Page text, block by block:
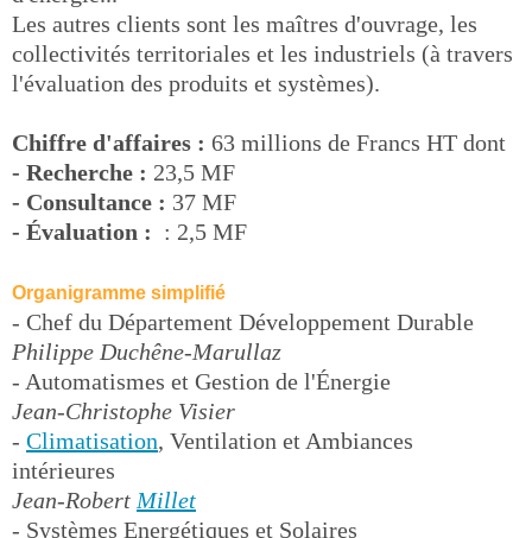
Les autres clients sont les maîtres d'ouvrage, les
collectivités territoriales et les industriels (à travers
l'évaluation des produits et systèmes).
Chiffre d'affaires : 63 millions de Francs HT dont
- Recherche : 23,5 MF
- Consultance : 37 MF
- Évaluation : : 2,5 MF
Organigramme simplifié
- Chef du Département Développement Durable
Philippe Duchêne-Marullaz
- Automatismes et Gestion de l'Énergie
Jean-Christophe Visier
- Climatisation, Ventilation et Ambiances
intérieures
Jean-Robert Millet
- Systèmes Energétiques et Solaires